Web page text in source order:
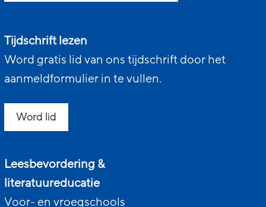
Tijdschrift lezen
Word gratis lid van ons tijdschrift door het
aanmeldformulier in te vullen.
Word lid
Leesbevordering &
literatuureducatie
Voor- en vroegschools